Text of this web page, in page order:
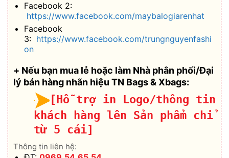
Facebook 2:
https://www.facebook.com/maybalogiarenhat
Facebook
3: https://www.facebook.com/trungnguyenfashi
on
+ Nếu bạn mua lẻ hoặc làm Nhà phân phối/Đại
lý bán hàng nhãn hiệu TN Bags & Xbags:
[Hỗ trợ in Logo/thông tin
khách hàng lên Sản phẩm chỉ
từ 5 cái]
Thông tin liên hệ: